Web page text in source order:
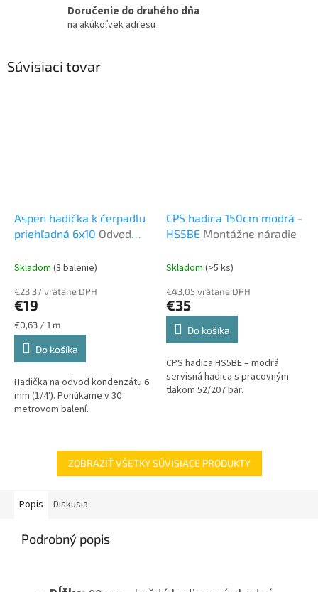
Doručenie do druhého dňa
na akúkoľvek adresu
Súvisiaci tovar
Aspen hadička k čerpadlu
priehľadná 6x10 Odvod
Skladom (3 balenie)
€23,37 vrátane DPH
€19
Jednotková
cena:
€0,63 / 1 m
Do košíka
Hadička na odvod kondenzátu 6
mm (1/4'). Ponúkame v 30
metrovom balení.
CPS hadica 150cm modrá -
HS5BE Montážne náradie
Skladom (>5 ks)
€43,05 vrátane DPH
€35
Do košíka
CPS hadica HS5BE – modrá
servisná hadica s pracovným
tlakom 52/207 bar.
ZOBRAZIŤ VŠETKY SÚVISIACE PRODUKTY
Popis Diskusia
Podrobný popis